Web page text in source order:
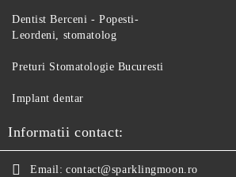
Dentist Berceni - Popesti-
Leordeni, stomatolog
Preturi Stomatologie Bucuresti
Implant dentar
Informatii contact:
Email: contact@sparklingmoon.ro